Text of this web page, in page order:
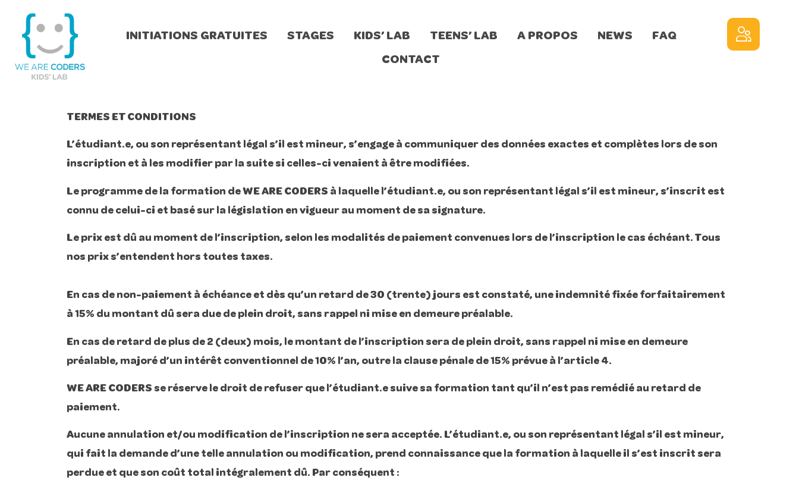
INITIATIONS GRATUITES STAGES KIDS’ LAB TEENS’ LAB A PROPOS NEWS
FAQ
CONTACT
TERMES ET CONDITIONS
L’étudiant.e, ou son représentant légal s’il est mineur, s’engage à communiquer des données exactes et complètes lors de son
inscription et à les modifier par la suite si celles-ci venaient à être modifiées.
Le programme de la formation de WE ARE CODERS à laquelle l’étudiant.e, ou son représentant légal s’il est mineur, s’inscrit est
connu de celui-ci et basé sur la législation en vigueur au moment de sa signature.
Le prix est dû au moment de l’inscription, selon les modalités de paiement convenues lors de l’inscription le cas échéant. Tous
nos prix s’entendent hors toutes taxes.
En cas de non-paiement à échéance et dès qu’un retard de 30 (trente) jours est constaté, une indemnité fixée forfaitairement
à 15% du montant dû sera due de plein droit, sans rappel ni mise en demeure préalable.
En cas de retard de plus de 2 (deux) mois, le montant de l’inscription sera de plein droit, sans rappel ni mise en demeure
préalable, majoré d’un intérêt conventionnel de 10% l’an, outre la clause pénale de 15% prévue à l’article 4.
WE ARE CODERS se réserve le droit de refuser que l’étudiant.e suive sa formation tant qu’il n’est pas remédié au retard de
paiement.
Aucune annulation et/ou modification de l’inscription ne sera acceptée. L’étudiant.e, ou son représentant légal s’il est mineur,
qui fait la demande d’une telle annulation ou modification, prend connaissance que la formation à laquelle il s’est inscrit sera
perdue et que son coût total intégralement dû. Par conséquent :